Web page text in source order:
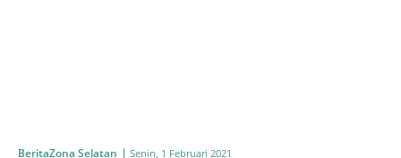
BeritaZona Selatan Senin, 1 Februari 2021